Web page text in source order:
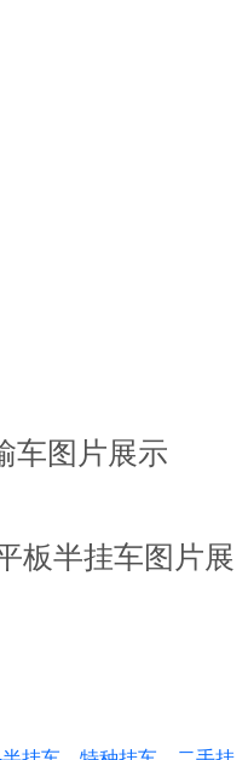
车图片展示
板半挂车图片展